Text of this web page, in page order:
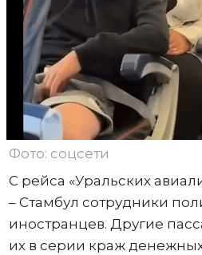
Фото: соцсети
С рейса «Уральских
– Стамбул сотрудники
иностранцев. Другие
их в серии краж